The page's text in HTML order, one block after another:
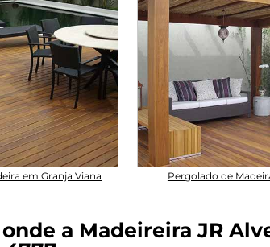
em Granja Viana Pergolado de
a Madeireira JR